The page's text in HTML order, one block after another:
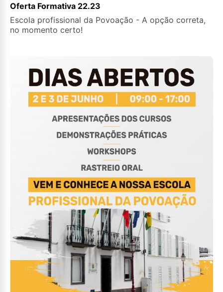
Oferta Formativa 22.23
Escola profissional da Povoação - A opção correta,
no momento certo!